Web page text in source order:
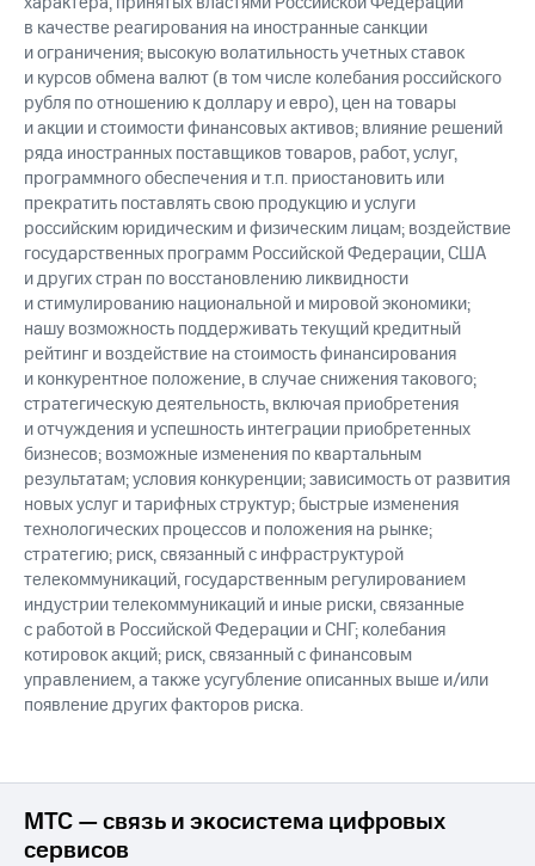
в качестве реагирования на иностранные санкции
и ограничения; высокую волатильность учетных ставок
и курсов обмена валют (в том числе колебания российского
рубля по отношению к доллару и евро), цен на товары
и акции и стоимости финансовых активов; влияние решений
ряда иностранных поставщиков товаров, работ, услуг,
программного обеспечения и т.п. приостановить или
прекратить поставлять свою продукцию и услуги
российским юридическим и физическим лицам; воздействие
государственных программ Российской Федерации, США
и других стран по восстановлению ликвидности
и стимулированию национальной и мировой экономики;
нашу возможность поддерживать текущий кредитный
рейтинг и воздействие на стоимость финансирования
и конкурентное положение, в случае снижения такового;
стратегическую деятельность, включая приобретения
и отчуждения и успешность интеграции приобретенных
бизнесов; возможные изменения по квартальным
результатам; условия конкуренции; зависимость от развития
новых услуг и тарифных структур; быстрые изменения
технологических процессов и положения на рынке;
стратегию; риск, связанный с инфраструктурой
телекоммуникаций, государственным регулированием
индустрии телекоммуникаций и иные риски, связанные
с работой в Российской Федерации и СНГ; колебания
котировок акций; риск, связанный с финансовым
управлением, а также усугубление описанных выше и/или
появление других факторов риска.
МТС — связь и экосистема цифровых
сервисов